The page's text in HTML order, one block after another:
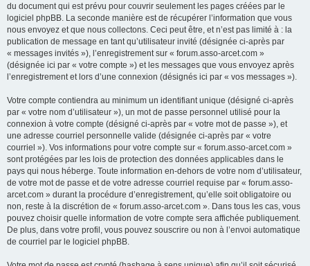
du document qui est prévu pour couvrir seulement les pages créées par le
logiciel phpBB. La seconde manière est de récupérer l’information que vous
nous envoyez et que nous collectons. Ceci peut être, et n’est pas limité à : la
publication de message en tant qu’utilisateur invité (désignée ci-après par
« messages invités »), l’enregistrement sur « forum.asso-arcet.com »
(désignée ici par « votre compte ») et les messages que vous envoyez après
l’enregistrement et lors d’une connexion (désignés ici par « vos messages »).
Votre compte contiendra au minimum un identifiant unique (désigné ci-après
par « votre nom d’utilisateur »), un mot de passe personnel utilisé pour la
connexion à votre compte (désigné ci-après par « votre mot de passe »), et
une adresse courriel personnelle valide (désignée ci-après par « votre
courriel »). Vos informations pour votre compte sur « forum.asso-arcet.com »
sont protégées par les lois de protection des données applicables dans le
pays qui nous héberge. Toute information en-dehors de votre nom d’utilisateur,
de votre mot de passe et de votre adresse courriel requise par « forum.asso-
arcet.com » durant la procédure d’enregistrement, qu’elle soit obligatoire ou
non, reste à la discrétion de « forum.asso-arcet.com ». Dans tous les cas, vous
pouvez choisir quelle information de votre compte sera affichée publiquement.
De plus, dans votre profil, vous pouvez souscrire ou non à l’envoi automatique
de courriel par le logiciel phpBB.